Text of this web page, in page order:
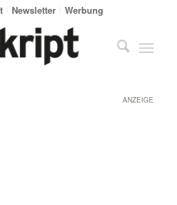
Newsletter Werbung
ANZEIGE